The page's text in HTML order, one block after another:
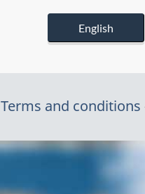
English
Terms and conditions